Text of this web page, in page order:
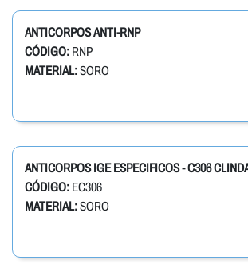
ANTICORPOS ANTI-RNP
CÓDIGO: RNP
MATERIAL:SORO
ANTICORPOS IGE ESPECIFICOS - C306
CÓDIGO: EC306
MATERIAL:SORO